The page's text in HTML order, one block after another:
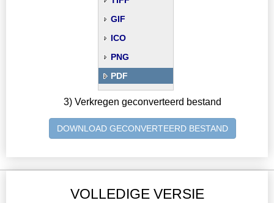
GIF
ICO
PNG
PDF
3) Verkregen geconverteerd bestand
DOWNLOAD GECONVERTEERD BESTAND
VOLLEDIGE VERSIE